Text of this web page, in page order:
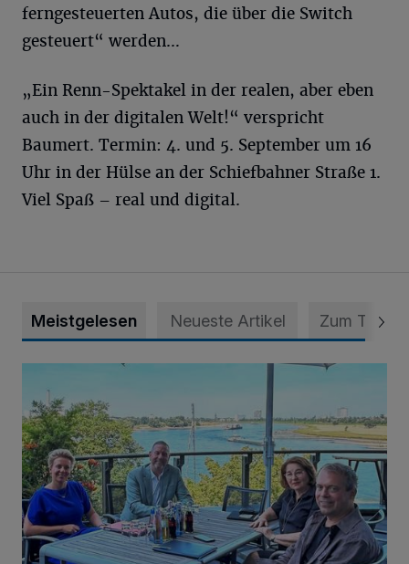
ferngesteuerten Autos, die über die Switch
gesteuert“ werden…
„Ein Renn-Spektakel in der realen, aber eben
auch in der digitalen Welt!“ verspricht
Baumert. Termin: 4. und 5. September um 16
Uhr in der Hülse an der Schiefbahner Straße 1.
Viel Spaß – real und digital.
Meistgelesen Neueste Artikel Zum Thema